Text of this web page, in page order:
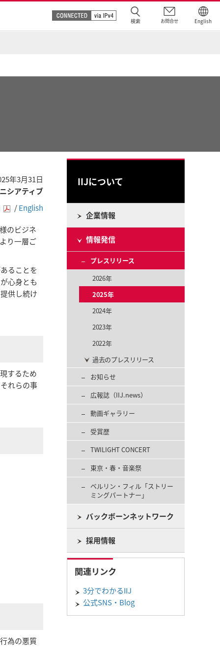
検索 お問合せ English
年3月31日
シアティブ
/English
のビジネ
り一層ご
ることを
心身とも
供し続け
するため
れらの事
為の悪質
IIJについて
企業情報
情報発信
プレスリリース
2026年
2025年
2024年
2023年
2022年
過去のプレスリリース
お知らせ
広報誌（IIJ.news）
動画ギャラリー
受賞歴
TWILIGHT CONCERT
東京・春・音楽祭
ベルリン・フィル「ストリー
ミングパートナー」
バックボーンネットワーク
採用情報
関連リンク
3分でわかるIIJ
公式SNS・Blog